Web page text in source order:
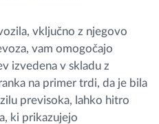
vključno z njegovo
vam omogočajo
izvedena v skladu z
na primer trdi, da je bila
previsoka, lahko hitro
ki prikazujejo